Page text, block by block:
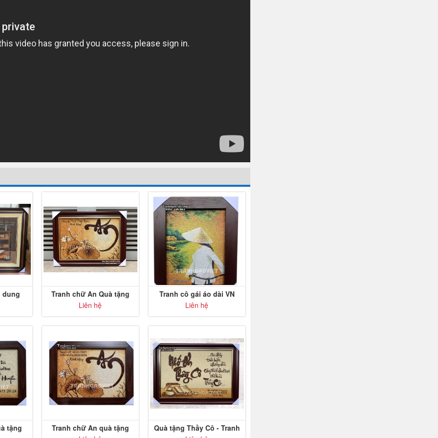
dung
Tranh chữ An Quà tặng
đối tác
Liên hệ
Tranh cô gái áo dài VN
Liên hệ
tặng
Tranh chữ An quà tặng
Quà tặng Thầy Cô - Tranh